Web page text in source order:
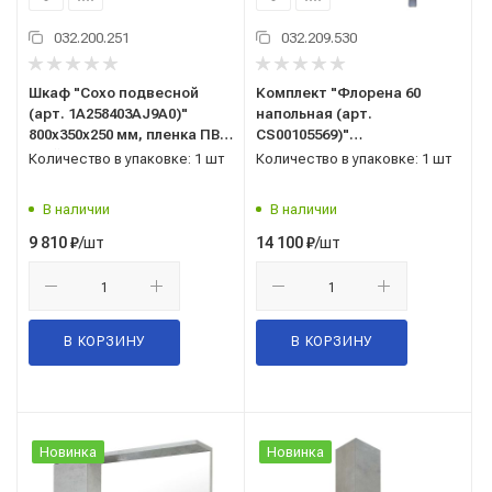
032.200.251
Шкаф "Сохо подвесной
(арт. 1A258403AJ9A0)"
800x350x250 мм, пленка ПВХ,
слэйт/галька серая, ГОСТ
Количество в упаковке: 1 шт
В наличии
9 810₽/шт
В КОРЗИНУ
032.209.530
Комплект "Флорена 60
напольная (арт.
CS00105569)"
(тумба+умывальник Монте
Количество в упаковке: 1 шт
В наличии
14 100₽/шт
В КОРЗИНУ
Новинка Новинка